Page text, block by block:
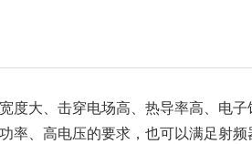
度大、击穿电场高、热导率高、电
率、高电压的要求，也可以满足射